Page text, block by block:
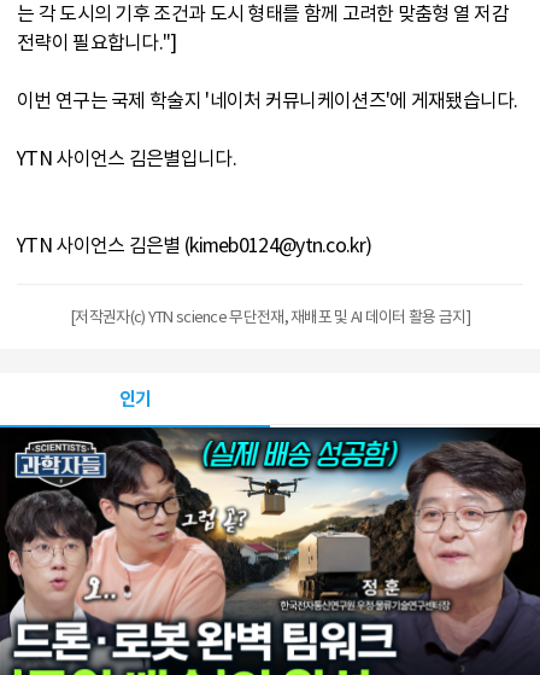
는 각 도시의 기후 조건과 도시 형태를 함께 고려한 맞춤형 열 저감
전략이 필요합니다."]
이번 연구는 국제 학술지 '네이처 커뮤니케이션즈'에 게재됐습니다.
YTN 사이언스 김은별입니다.
YTN 사이언스 김은별 (kimeb0124@ytn.co.kr)
[저작권자(c) YTN science 무단전재, 재배포 및 AI 데이터 활용 금지]
인기